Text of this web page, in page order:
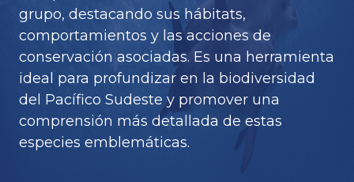
grupo, destacando sus hábitats,
comportamientos y las acciones de
conservación asociadas. Es una herramienta
ideal para profundizar en la biodiversidad
del Pacífico Sudeste y promover una
comprensión más detallada de estas
especies emblemáticas.